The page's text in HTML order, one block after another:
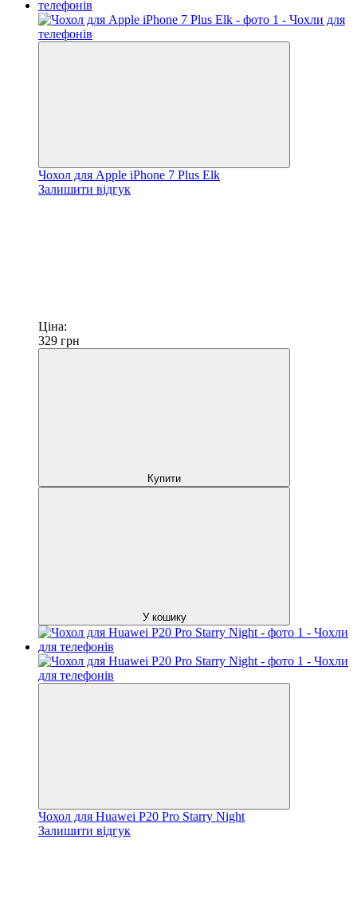
Чохол для Apple iPhone 7 Plus Elk
Залишити відгук
Ціна:
329 грн
Купити
У кошику
Чохол для Huawei P20 Pro Starry Night
Залишити відгук